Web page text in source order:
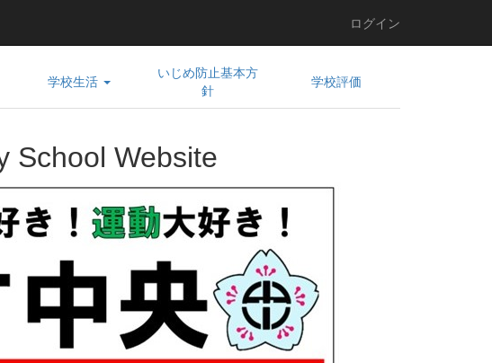
ログイン
学校生活
いじめ防止基本方
針
学校評価
School Website